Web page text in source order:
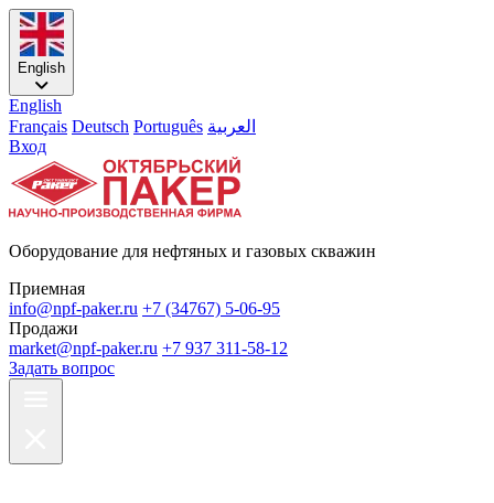
English
English
Français Deutsch Português العربية
Вход
Оборудование для нефтяных и газовых скважин
Приемная
info@npf-paker.ru +7 (34767) 5-06-95
Продажи
market@npf-paker.ru +7 937 311-58-12
Задать вопрос